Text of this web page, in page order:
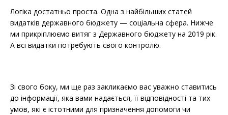
Логіка достатньо проста. Одна з найбільших статей
видатків державного бюджету — соціальна сфера. Нижче
ми прикріплюємо витяг з Державного бюджету на 2019 рік.
А всі видатки потребують свого контролю.
Зі свого боку, ми ще раз закликаємо вас уважно ставитись
до інформації, яка вами надається, її відповідності та тих
умов, які є істотними для призначення допомоги чи